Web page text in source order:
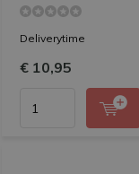
Deliverytime
€ 10,95